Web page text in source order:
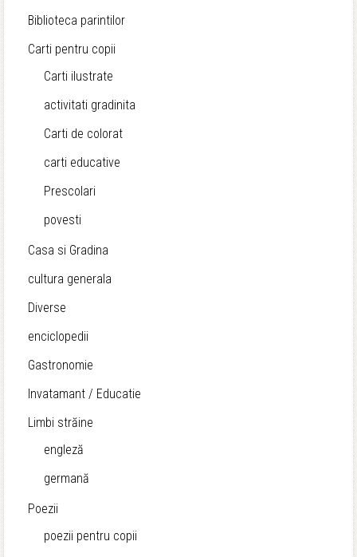
Biblioteca parintilor
Carti pentru copii
Carti ilustrate
activitati gradinita
Carti de colorat
carti educative
Prescolari
povesti
Casa si Gradina
cultura generala
Diverse
enciclopedii
Gastronomie
Invatamant / Educatie
Limbi străine
engleză
germană
Poezii
poezii pentru copii